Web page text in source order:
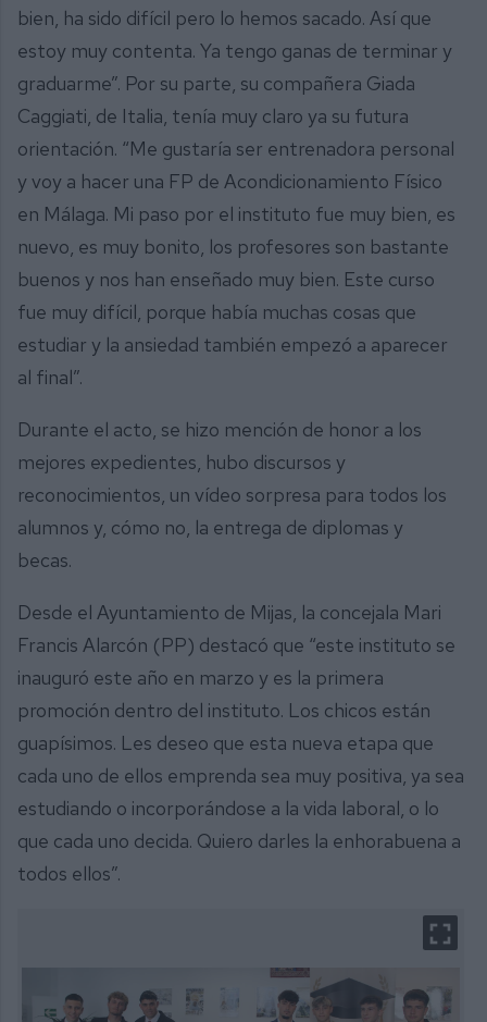
bien, ha sido difícil pero lo hemos sacado. Así que
estoy muy contenta. Ya tengo ganas de terminar y
graduarme”. Por su parte, su compañera Giada
Caggiati, de Italia, tenía muy claro ya su futura
orientación. “Me gustaría ser entrenadora personal
y voy a hacer una FP de Acondicionamiento Físico
en Málaga. Mi paso por el instituto fue muy bien, es
nuevo, es muy bonito, los profesores son bastante
buenos y nos han enseñado muy bien. Este curso
fue muy difícil, porque había muchas cosas que
estudiar y la ansiedad también empezó a aparecer
al final”.
Durante el acto, se hizo mención de honor a los
mejores expedientes, hubo discursos y
reconocimientos, un vídeo sorpresa para todos los
alumnos y, cómo no, la entrega de diplomas y
becas.
Desde el Ayuntamiento de Mijas, la concejala Mari
Francis Alarcón (PP) destacó que “este instituto se
inauguró este año en marzo y es la primera
promoción dentro del instituto. Los chicos están
guapísimos. Les deseo que esta nueva etapa que
cada uno de ellos emprenda sea muy positiva, ya sea
estudiando o incorporándose a la vida laboral, o lo
que cada uno decida. Quiero darles la enhorabuena a
todos ellos”.